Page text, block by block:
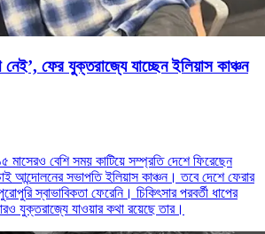
নেই’, ফের যুক্তরাজ্যে যাচ্ছেন ইলিয়াস কাঞ্চন
মাসেরও বেশি সময় কাটিয়ে সম্প্রতি দেশে ফিরেছেন
আন্দোলনের সভাপতি ইলিয়াস কাঞ্চন। তবে দেশে ফেরার
স্বাভাবিকতা ফেরেনি। চিকিৎসার পরবর্তী ধাপের
যুক্তরাজ্যে যাওয়ার কথা রয়েছে তার।